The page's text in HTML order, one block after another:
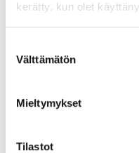
kerätty, kun olet
valinta
Välttämätön
Mieltymykset
Tilastot